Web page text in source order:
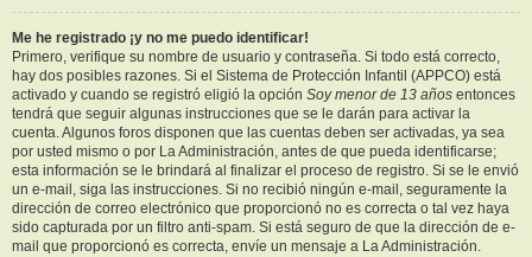
Me he registrado ¡y no me puedo identificar!
Primero, verifique su nombre de usuario y contraseña. Si todo está correcto,
hay dos posibles razones. Si el Sistema de Protección Infantil (APPCO) está
activado y cuando se registró eligió la opción Soy menor de 13 años entonces
tendrá que seguir algunas instrucciones que se le darán para activar la
cuenta. Algunos foros disponen que las cuentas deben ser activadas, ya sea
por usted mismo o por La Administración, antes de que pueda identificarse;
esta información se le brindará al finalizar el proceso de registro. Si se le envió
un e-mail, siga las instrucciones. Si no recibió ningún e-mail, seguramente la
dirección de correo electrónico que proporcionó no es correcta o tal vez haya
sido capturada por un filtro anti-spam. Si está seguro de que la dirección de e-
mail que proporcionó es correcta, envíe un mensaje a La Administración.